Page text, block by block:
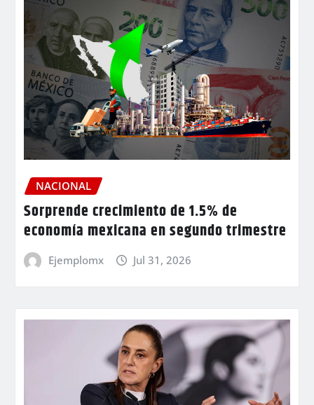
NACIONAL
Sorprende crecimiento de 1.5% de
economía mexicana en segundo trimestre
Ejemplomx Jul 31, 2026